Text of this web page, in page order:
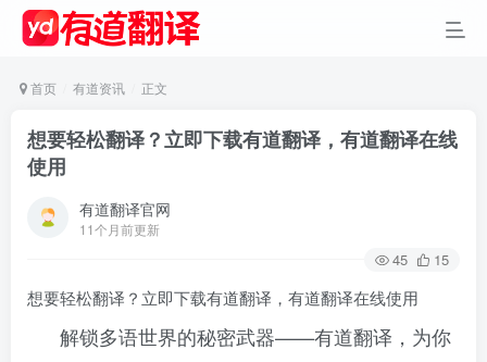
首页 有道资讯 正文
想要轻松翻译？立即下载有道翻译，有道翻译在线
使用
有道翻译官网
11个月前更新
45 15
想要轻松翻译？立即下载有道翻译，有道翻译在线使用
解锁多语世界的秘密武器——有道翻译，为你